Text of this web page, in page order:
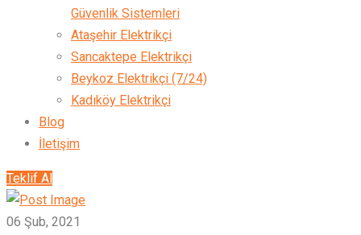
Güvenlik Sistemleri
Ataşehir Elektrikçi
Sancaktepe Elektrikçi
Beykoz Elektrikçi (7/24)
Kadıköy Elektrikçi
Blog
İletişim
Teklif Al
06 Şub, 2021